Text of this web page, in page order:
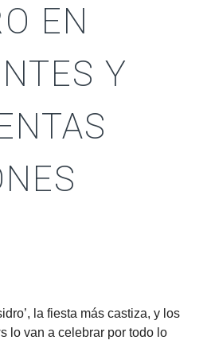
EN
Y
la fiesta más castiza, y los
lo van a celebrar por todo lo